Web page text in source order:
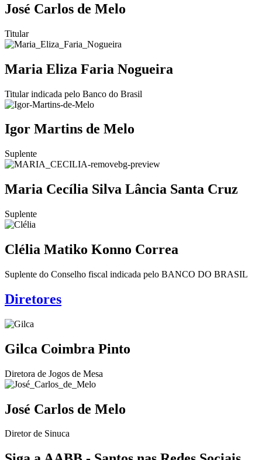
José Carlos de Melo
Titular
Maria Eliza Faria Nogueira
Titular indicada pelo Banco do Brasil
Igor Martins de Melo
Suplente
Maria Cecília Silva Lância Santa Cruz
Suplente
Clélia Matiko Konno Correa
Suplente do Conselho fiscal indicada pelo BANCO DO BRASIL
Diretores
Gilca Coimbra Pinto
Diretora de Jogos de Mesa
José Carlos de Melo
Diretor de Sinuca